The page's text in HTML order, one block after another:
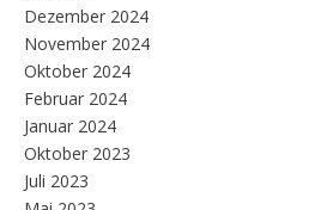
Dezember 2024
November 2024
Oktober 2024
Februar 2024
Januar 2024
Oktober 2023
Juli 2023